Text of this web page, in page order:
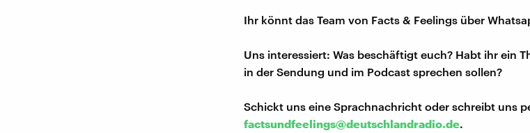
Ihr könnt das Team von Facts & Feelings über
Uns interessiert: Was beschäftigt euch? Habt ihr ein
in der Sendung und im Podcast sprechen sollen?
Schickt uns eine Sprachnachricht oder schreibt uns
factsundfeelings@deutschlandradio.de.